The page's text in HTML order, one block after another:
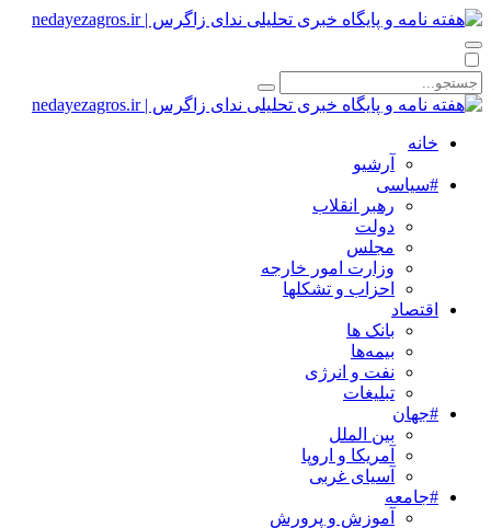
خانه
آرشیو
#سیاسی
رهبر انقلاب
دولت
مجلس
وزارت امور خارجه
احزاب و تشکلها
اقتصاد
بانک ها
بیمه‌ها
نفت و انرژی
تبلیغات
#جهان
بین الملل
آمریکا و اروپا
آسیای غربی
#جامعه
آموزش و پرورش